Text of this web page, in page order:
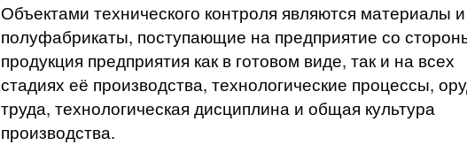
Объектами технического контроля являются материалы и
полуфабрикаты, поступающие на предприятие со
продукция предприятия как в готовом виде, так и на всех
стадиях её производства, технологические процессы,
труда, технологическая дисциплина и общая культура
производства.